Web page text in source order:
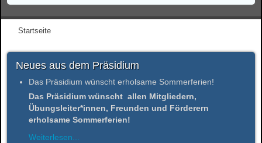
Startseite
Neues aus dem Präsidium
Das Präsidium wünscht erholsame Sommerferien!
Das Präsidium wünscht allen Mitgliedern,
Übungsleiter*innen, Freunden und Förderern
erholsame Sommerferien!
Weiterlesen...